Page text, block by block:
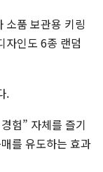
소품 보관용 키링
자인도 6종 랜덤
.
험” 자체를 즐기
를 유도하는 효과